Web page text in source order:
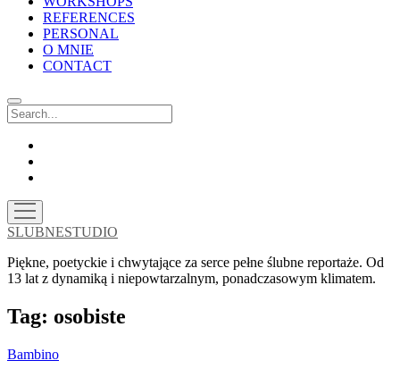
REFERENCES
PERSONAL
O MNIE
CONTACT
Search
open
menu
SLUBNESTUDIO
Piękne, poetyckie i chwytające za serce pełne ślubne reportaże. Od
13 lat z dynamiką i niepowtarzalnym, ponadczasowym klimatem.
Tag: osobiste
Bambino